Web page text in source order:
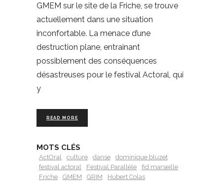
GMEM sur le site de la Friche, se trouve
actuellement dans une situation
inconfortable. La menace d’une
destruction plane, entrainant
possiblement des conséquences
désastreuses pour le festival Actoral, qui
y
READ MORE
MOTS CLÉS
ActOral culture danse
dominique bluzet
festival actoral
Festival Parallèle
fid marseille
Friche
GMEM GRIM
Hubert Colas